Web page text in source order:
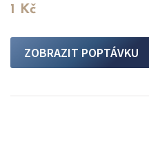
1 Kč
ZOBRAZIT POPTÁVKU